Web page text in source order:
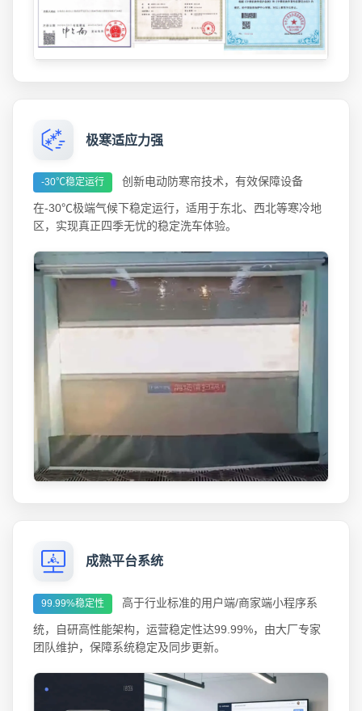
极寒适应力强
-30℃稳定运行 创新电动防寒帘技术，有效保障设备
在-30℃极端气候下稳定运行，适用于东北、西北等寒冷地
区，实现真正四季无忧的稳定洗车体验。
成熟平台系统
99.99%稳定性 高于行业标准的用户端/商家端小程序系
统，自研高性能架构，运营稳定性达99.99%，由大厂专家
团队维护，保障系统稳定及同步更新。